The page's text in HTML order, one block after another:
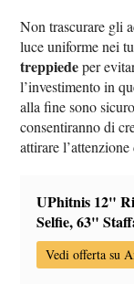
Non trascurare gli
luce uniforme nei
treppiedeper
l’investimento in
alla fine sono
consentiranno di
attirare
UPhitnis 12"
Selfie, 63"
Vedi offerta su